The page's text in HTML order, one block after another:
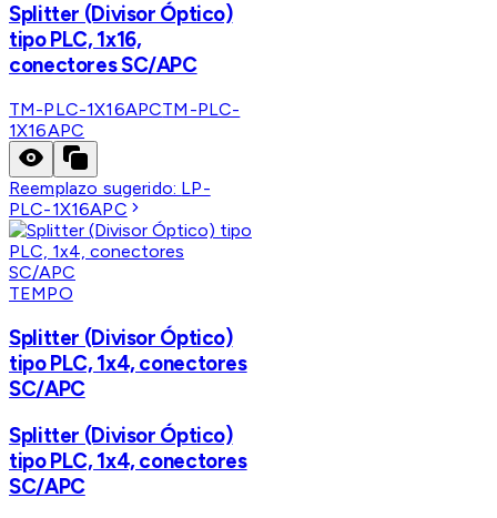
Splitter (Divisor Óptico)
tipo PLC, 1x16,
conectores SC/APC
TM-PLC-1X16APCTM-PLC-
1X16APC
Reemplazo sugerido: LP-
PLC-1X16APC
TEMPO
Splitter (Divisor Óptico)
tipo PLC, 1x4, conectores
SC/APC
Splitter (Divisor Óptico)
tipo PLC, 1x4, conectores
SC/APC